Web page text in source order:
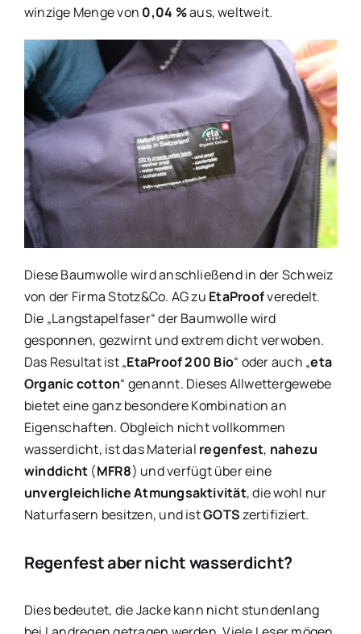
winzige Menge von 0,04 %aus, weltweit.
Diese Baumwolle wird anschließend in der Schweiz
von der Firma Stotz&Co. AG zu EtaProofveredelt.
Die „Langstapelfaser“ der Baumwolle wird
gesponnen, gezwirnt und extrem dicht verwoben.
Das Resultat ist „EtaProof 200 Bio“ oder auch „eta
Organic cotton“ genannt. Dieses Allwettergewebe
bietet eine ganz besondere Kombination an
Eigenschaften. Obgleich nicht vollkommen
wasserdicht, ist das Material regenfest, nahezu
winddicht (MFR8) und verfügt über eine
unvergleichliche Atmungsaktivität, die wohl nur
Naturfasern besitzen, und istGOTSzertifiziert.
Regenfest aber nicht wasserdicht?
Dies bedeutet, die Jacke kann nicht stundenlang